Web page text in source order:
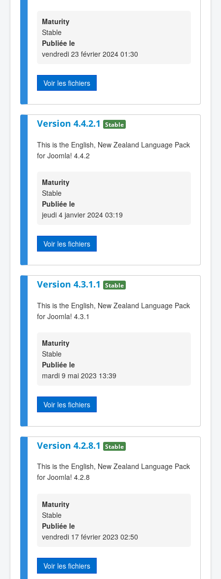
Maturity
Stable
Publiée le
vendredi 23 février 2024 01:30
Voir les fichiers
Version 4.4.2.1 Stable
This is the English, New Zealand Language Pack
for Joomla! 4.4.2
Maturity
Stable
Publiée le
jeudi 4 janvier 2024 03:19
Voir les fichiers
Version 4.3.1.1 Stable
This is the English, New Zealand Language Pack
for Joomla! 4.3.1
Maturity
Stable
Publiée le
mardi 9 mai 2023 13:39
Voir les fichiers
Version 4.2.8.1 Stable
This is the English, New Zealand Language Pack
for Joomla! 4.2.8
Maturity
Stable
Publiée le
vendredi 17 février 2023 02:50
Voir les fichiers